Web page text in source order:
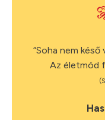
“Soha nem
Az életmód